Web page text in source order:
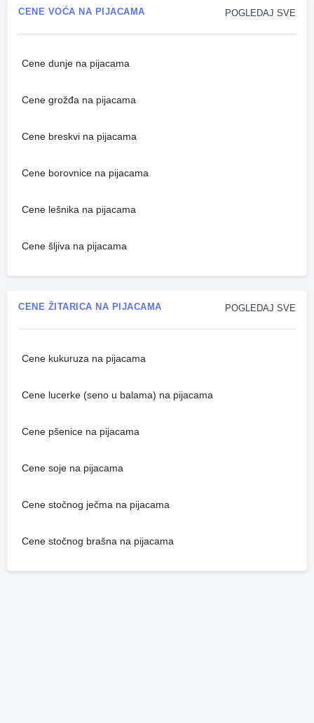
POGLEDAJ SVE
CENE VOĆA NA PIJACAMA
Cene dunje na pijacama
Cene grožđa na pijacama
Cene breskvi na pijacama
Cene borovnice na pijacama
Cene lešnika na pijacama
Cene šljiva na pijacama
POGLEDAJ SVE
CENE ŽITARICA NA PIJACAMA
Cene kukuruza na pijacama
Cene lucerke (seno u balama) na pijacama
Cene pšenice na pijacama
Cene soje na pijacama
Cene stočnog ječma na pijacama
Cene stočnog brašna na pijacama